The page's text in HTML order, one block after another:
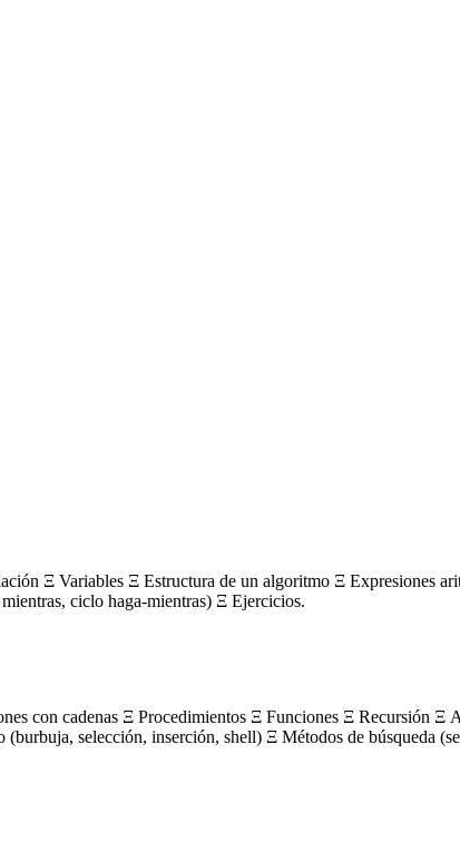
Ξ Variables Ξ Estructura de un algoritmo Ξ Expresiones
ciclo haga-mientras) Ξ Ejercicios.
con cadenas Ξ Procedimientos Ξ Funciones Ξ Recursión
selección, inserción, shell) Ξ Métodos de búsqueda